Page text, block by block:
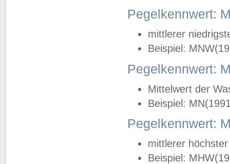
Pegelkennwert:
mittlerer
Beispiel:
Pegelkennwert:
Mittelwert der
Beispiel:
Pegelkennwert:
mittlerer
Beispiel: